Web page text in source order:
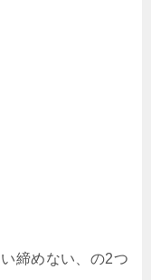
締めない、の2つ